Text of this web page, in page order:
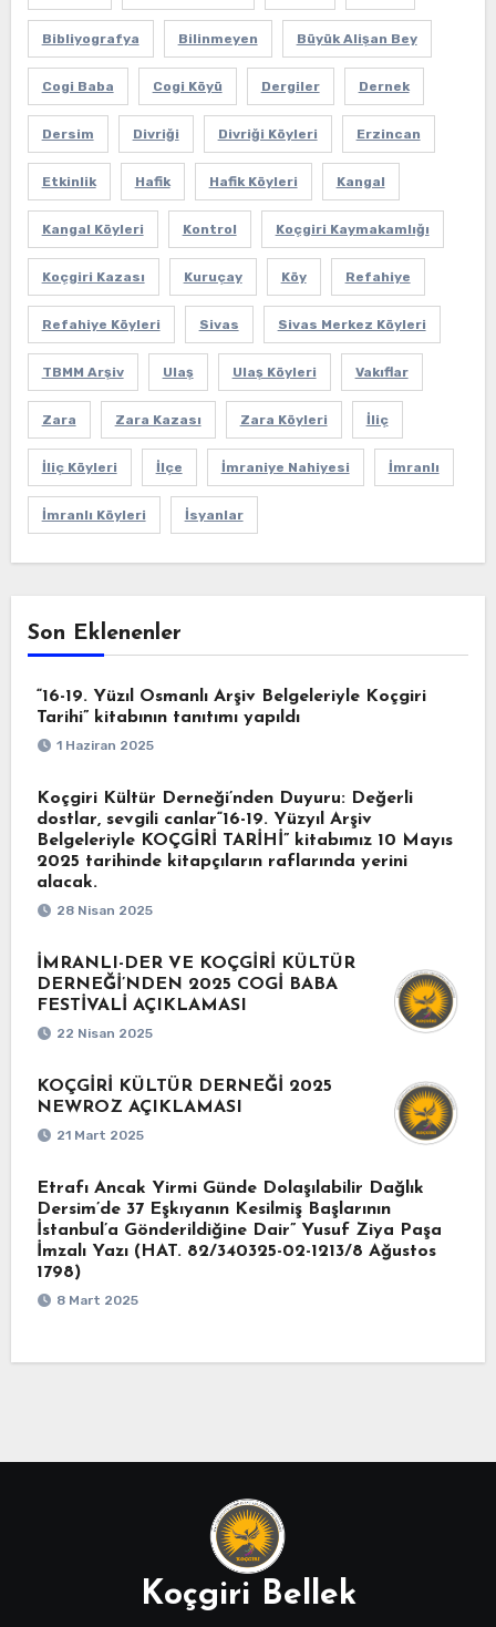
Bibliyografya Bilinmeyen Büyük Alişan Bey
Cogi Baba Cogi Köyü Dergiler Dernek
Dersim Divriği Divriği Köyleri Erzincan
Etkinlik Hafik Hafik Köyleri Kangal
Kangal Köyleri Kontrol Koçgiri Kaymakamlığı
Koçgiri Kazası Kuruçay Köy Refahiye
Refahiye Köyleri Sivas Sivas Merkez Köyleri
TBMM Arşiv Ulaş Ulaş Köyleri Vakıflar
Zara Zara Kazası Zara Köyleri İliç
İliç Köyleri İlçe İmraniye Nahiyesi İmranlı
İmranlı Köyleri İsyanlar
Son Eklenenler
“16-19. Yüzıl Osmanlı Arşiv Belgeleriyle Koçgiri
Tarihi” kitabının tanıtımı yapıldı
1 Haziran 2025
Koçgiri Kültür Derneği’nden Duyuru: Değerli
dostlar, sevgili canlar“16-19. Yüzyıl Arşiv
Belgeleriyle KOÇGİRİ TARİHİ” kitabımız 10 Mayıs
2025 tarihinde kitapçıların raflarında yerini
alacak.
28 Nisan 2025
İMRANLI-DER VE KOÇGİRİ KÜLTÜR
DERNEĞİ’NDEN 2025 COGİ BABA
FESTİVALİ AÇIKLAMASI
22 Nisan 2025
KOÇGİRİ KÜLTÜR DERNEĞİ 2025
NEWROZ AÇIKLAMASI
21 Mart 2025
Etrafı Ancak Yirmi Günde Dolaşılabilir Dağlık
Dersim’de 37 Eşkıyanın Kesilmiş Başlarının
İstanbul’a Gönderildiğine Dair” Yusuf Ziya Paşa
İmzalı Yazı (HAT. 82/340325-02-1213/8 Ağustos
1798)
8 Mart 2025
Koçgiri Bellek